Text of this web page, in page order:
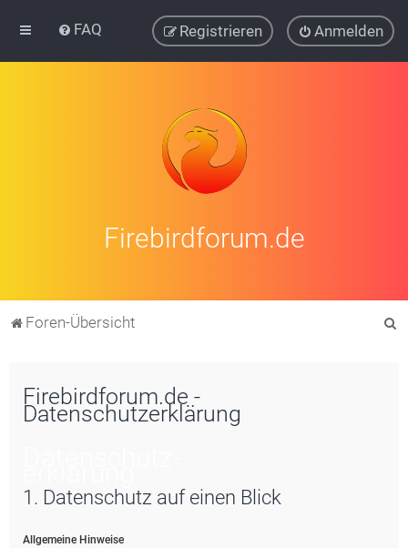
FAQ Anmelden
Registrieren
Firebirdforum.de
Foren-Übersicht
Firebirdforum.de -
Datenschutzerklärung
1. Datenschutz auf einen Blick
Allgemeine Hinweise